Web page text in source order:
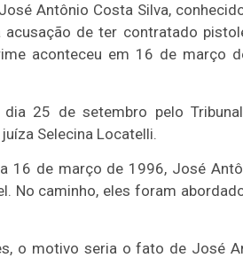
Antônio Costa Silva,
de ter contratado
aconteceu em 16 de março
25 de setembro pelo
Selecina Locatelli.
16 de março de 1996, José
No caminho, eles foram
o motivo seria o fato de José